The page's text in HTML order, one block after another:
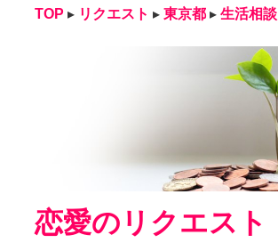
TOP ▸ リクエスト ▸ 東京都 ▸ 生活相談
恋愛のリクエスト